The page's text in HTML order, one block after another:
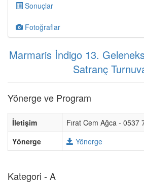
Sonuçlar
Fotoğraflar
Marmaris İndigo 13.
Satranç
Yönerge ve Program
İletişim
Fırat Cem Ağca - 0537
Yönerge
Yönerge
Kategori - A